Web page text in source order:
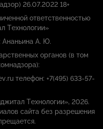
26.07.2022 18+
ответственностью
Технологии»
Ананьина А. Ю.
органов (в том
телефон: +7(495) 633-57-
Технологии», 2026.
сайта без разрешения